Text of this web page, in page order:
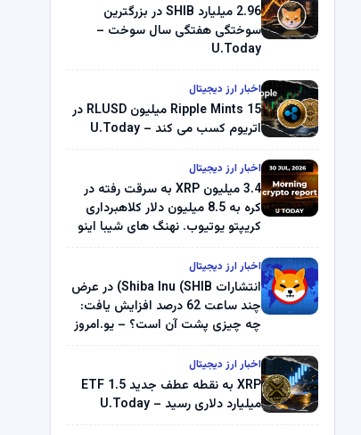
2.96 میلیارد SHIB در بزرگترین
سوختگی هفتگی سال سوخت –
U.Today
اخبار ارز دیجیتال
Ripple Mints 15 میلیون RLUSD در
اتریوم کسب می کند – U.Today
اخبار ارز دیجیتال
3.4 میلیون XRP به سرقت رفته در
کره به 8.5 میلیون دلار کلاهبرداری
کریپتو یوتیوب. نهنگ های شیبا اینو
میلیون دلار U-Turn در بیت کوین را
ثبت کرد – گزارش کریپتو صبح –
U.Today
اخبار ارز دیجیتال
انتشارات Shiba Inu (SHIB) در عرض
چند ساعت 62 درصد افزایش یافت:
چه چیزی پشت آن است؟ – یو.امروز
اخبار ارز دیجیتال
XRP به نقطه عطف جدید ETF 1.5
میلیارد دلاری رسید – U.Today